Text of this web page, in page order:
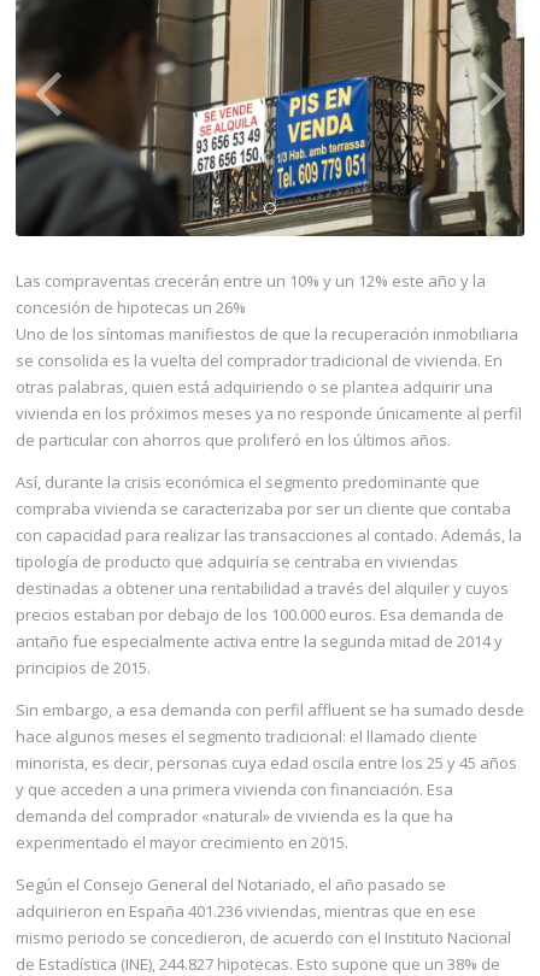
Las compraventas crecerán entre un 10% y un 12% este año y la
concesión de hipotecas un 26%
Uno de los síntomas manifiestos de que la recuperación inmobiliaria
se consolida es la vuelta del comprador tradicional de vivienda. En
otras palabras, quien está adquiriendo o se plantea adquirir una
vivienda en los próximos meses ya no responde únicamente al perfil
de particular con ahorros que proliferó en los últimos años.
Así, durante la crisis económica el segmento predominante que
compraba vivienda se caracterizaba por ser un cliente que contaba
con capacidad para realizar las transacciones al contado. Además, la
tipología de producto que adquiría se centraba en viviendas
destinadas a obtener una rentabilidad a través del alquiler y cuyos
precios estaban por debajo de los 100.000 euros. Esa demanda de
antaño fue especialmente activa entre la segunda mitad de 2014 y
principios de 2015.
Sin embargo, a esa demanda con perfil affluent se ha sumado desde
hace algunos meses el segmento tradicional: el llamado cliente
minorista, es decir, personas cuya edad oscila entre los 25 y 45 años
y que acceden a una primera vivienda con financiación. Esa
demanda del comprador «natural» de vivienda es la que ha
experimentado el mayor crecimiento en 2015.
Según el Consejo General del Notariado, el año pasado se
adquirieron en España 401.236 viviendas, mientras que en ese
mismo periodo se concedieron, de acuerdo con el Instituto Nacional
de Estadística (INE), 244.827 hipotecas. Esto supone que un 38% de